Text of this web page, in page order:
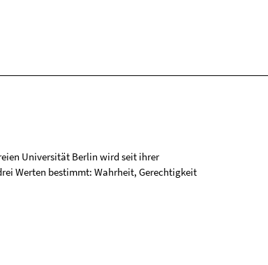
Universität Berlin wird seit ihrer
Werten bestimmt: Wahrheit, Gerechtigkeit